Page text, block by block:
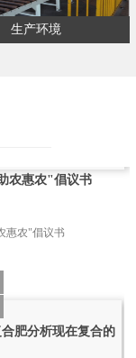
生产环境
农惠农"倡议书
惠农"倡议书
肥分析现在复合的